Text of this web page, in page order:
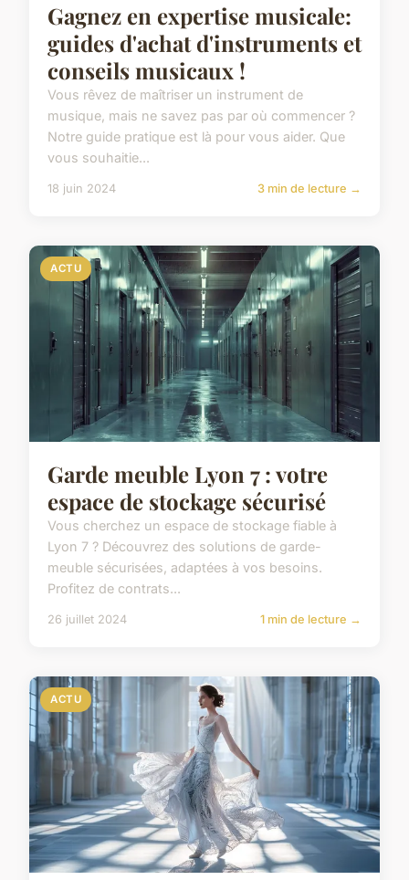
Gagnez en expertise musicale:
guides d'achat d'instruments et
conseils musicaux !
Vous rêvez de maîtriser un instrument de
musique, mais ne savez pas par où commencer ?
Notre guide pratique est là pour vous aider. Que
vous souhaitie...
18 juin 2024 3 min de lecture →
ACTU
Garde meuble Lyon 7 : votre
espace de stockage sécurisé
Vous cherchez un espace de stockage fiable à
Lyon 7 ? Découvrez des solutions de garde-
meuble sécurisées, adaptées à vos besoins.
Profitez de contrats...
26 juillet 2024 1 min de lecture →
ACTU